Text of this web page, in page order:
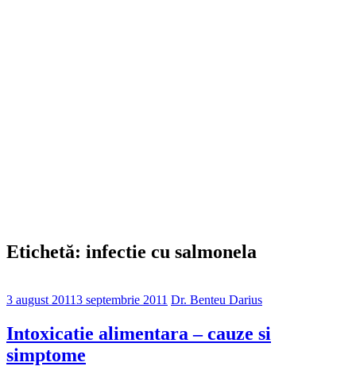
Etichetă: infectie cu salmonela
3 august 20113 septembrie 2011 Dr. Benteu Darius
Intoxicatie alimentara – cauze si
simptome